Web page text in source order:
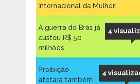
Internacional da Mulher!
4
A guerra do Brás já
custou R$ 50
milhões
4
Proibição
afetará também